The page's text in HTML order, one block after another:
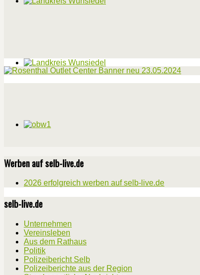
Werben auf selb-live.de
2026 erfolgreich werben auf selb-live.de
selb-live.de
Unternehmen
Vereinsleben
Aus dem Rathaus
Politik
Polizeibericht Selb
Polizeiberichte aus der Region